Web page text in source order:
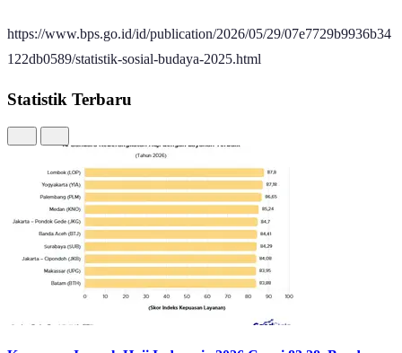
https://www.bps.go.id/id/publication/2026/05/29/07e7729b9936b34
122db0589/statistik-sosial-budaya-2025.html
Statistik Terbaru